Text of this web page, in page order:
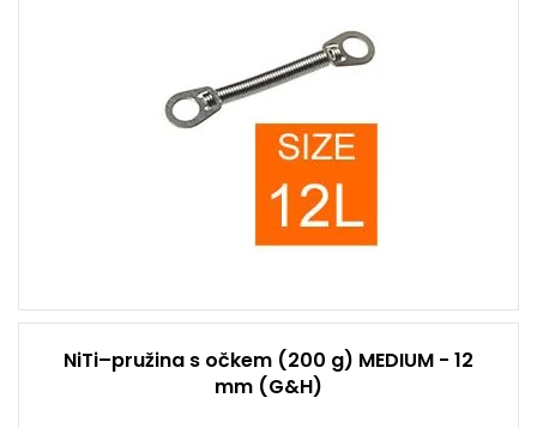
NiTi–pružina s očkem (200 g) MEDIUM - 12
mm (G&H)